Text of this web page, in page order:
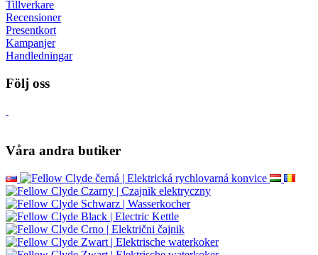
Tillverkare
Recensioner
Presentkort
Kampanjer
Handledningar
Följ oss
Våra andra butiker